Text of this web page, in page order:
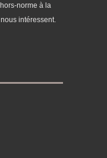
norme à la
intéressent.